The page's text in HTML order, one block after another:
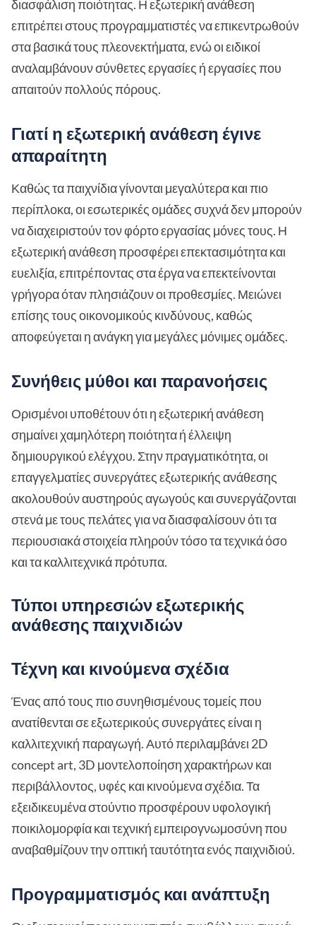
διασφάλιση ποιότητας. Η εξωτερική ανάθεση
επιτρέπει στους προγραμματιστές να επικεντρωθούν
στα βασικά τους πλεονεκτήματα, ενώ οι ειδικοί
αναλαμβάνουν σύνθετες εργασίες ή εργασίες που
απαιτούν πολλούς πόρους.
Γιατί η εξωτερική ανάθεση έγινε
απαραίτητη
Καθώς τα παιχνίδια γίνονται μεγαλύτερα και πιο
περίπλοκα, οι εσωτερικές ομάδες συχνά δεν μπορούν
να διαχειριστούν τον φόρτο εργασίας μόνες τους. Η
εξωτερική ανάθεση προσφέρει επεκτασιμότητα και
ευελιξία, επιτρέποντας στα έργα να επεκτείνονται
γρήγορα όταν πλησιάζουν οι προθεσμίες. Μειώνει
επίσης τους οικονομικούς κινδύνους, καθώς
αποφεύγεται η ανάγκη για μεγάλες μόνιμες ομάδες.
Συνήθεις μύθοι και παρανοήσεις
Ορισμένοι υποθέτουν ότι η εξωτερική ανάθεση
σημαίνει χαμηλότερη ποιότητα ή έλλειψη
δημιουργικού ελέγχου. Στην πραγματικότητα, οι
επαγγελματίες συνεργάτες εξωτερικής ανάθεσης
ακολουθούν αυστηρούς αγωγούς και συνεργάζονται
στενά με τους πελάτες για να διασφαλίσουν ότι τα
περιουσιακά στοιχεία πληρούν τόσο τα τεχνικά όσο
και τα καλλιτεχνικά πρότυπα.
Τύποι υπηρεσιών εξωτερικής
ανάθεσης παιχνιδιών
Τέχνη και κινούμενα σχέδια
Ένας από τους πιο συνηθισμένους τομείς που
ανατίθενται σε εξωτερικούς συνεργάτες είναι η
καλλιτεχνική παραγωγή. Αυτό περιλαμβάνει 2D
concept art, 3D μοντελοποίηση χαρακτήρων και
περιβάλλοντος, υφές και κινούμενα σχέδια. Τα
εξειδικευμένα στούντιο προσφέρουν υφολογική
ποικιλομορφία και τεχνική εμπειρογνωμοσύνη που
αναβαθμίζουν την οπτική ταυτότητα ενός παιχνιδιού.
Προγραμματισμός και ανάπτυξη